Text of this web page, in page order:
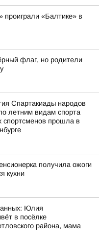
«Балтике» в
флаг, но родители
Спартакиады народов
летним видам спорта
спортсменов прошла в
получила ожоги
кухни
Юлия
в посёлке
района, мама